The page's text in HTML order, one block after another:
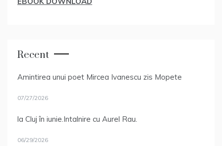
Recent
Amintirea unui poet Mircea Ivanescu zis Mopete
07/27/2026
la Cluj în iunie.Intalnire cu Aurel Rau.
06/29/2026